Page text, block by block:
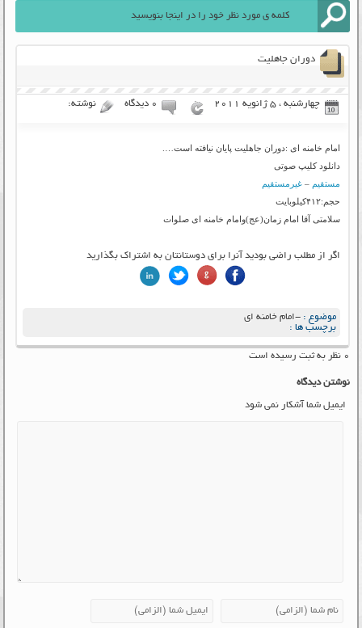
دوران جاهلیت
چهارشنبه ، 5 ژانویه 2011 ۰ دیدگاه نوشته:
امام خامنه ای :دوران جاهلیت پایان نیافته است….
دانلود کلیپ صوتی
مستقیم –غیرمستقیم
حجم:۴۱۲کیلوبایت
سلامتی آقا امام زمان(عج)وامام خامنه ای صلوات
اگر از مطلب راضی بودید آنرا برای دوستانتان به اشتراک بگذارید
موضوع :-امام خامنه ای
برچسب ها :
۰ نظر به ثبت رسیده است
نوشتن دیدگاه
ایمیل شما آشکار نمی شود